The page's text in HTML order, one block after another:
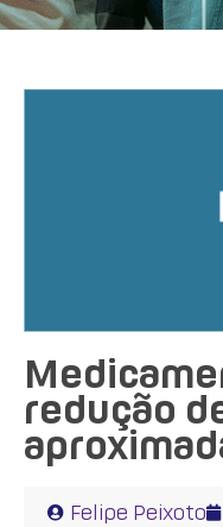
redução
Felipe Peixoto